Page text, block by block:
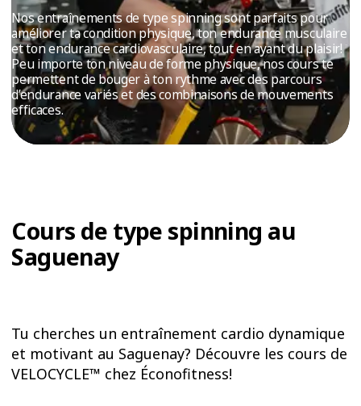
ESSAIS
ENTRAINEMENT
Nos entraînements de type spinning sont parfaits pour
améliorer ta condition physique, ton endurance musculaire
et ton endurance cardiovasculaire, tout en ayant du plaisir!
Peu importe ton niveau de forme physique, nos cours te
permettent de bouger à ton rythme avec des parcours
d’endurance variés et des combinaisons de mouvements
efficaces.
Cours de type spinning au
Saguenay
Tu cherches un entraînement cardio dynamique
et motivant au Saguenay? Découvre les cours de
VELOCYCLE™ chez Éconofitness!